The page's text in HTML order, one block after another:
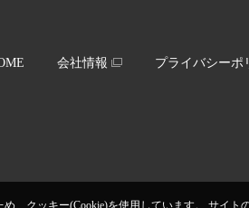
、クッキー(Cookie)を使用しています。 サイト
会社情報 プライバシーポ